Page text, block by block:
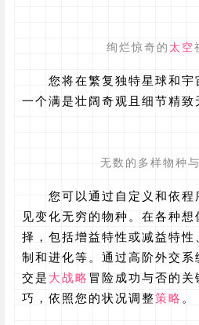
绚烂惊奇的 太空
您将在繁复独特星球和宇
一个满是壮阔奇观且细节精致
无数的多样物种
您可以通过自定义和依程
见变化无穷的物种。在各种
择，包括增益特性或减益特
制和进化等。通过高阶外交
交是 大战略 冒险成功与否的
巧，依照您的状况调整策略 。